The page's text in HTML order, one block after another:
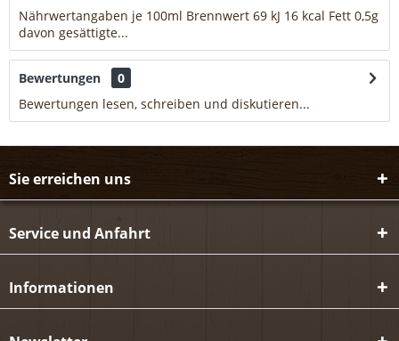
Nährwertangaben je 100ml Brennwert 69 kJ 16 kcal Fett 0,5g
davon gesättigte...
Bewertungen
0
Bewertungen lesen, schreiben und diskutieren...
Sie erreichen uns
Service und Anfahrt
Informationen